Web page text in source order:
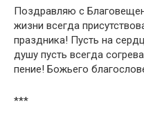
Поздравляю с
жизни всегда
праздника! Пусть на
душу пусть всегда
пение! Божьего
***